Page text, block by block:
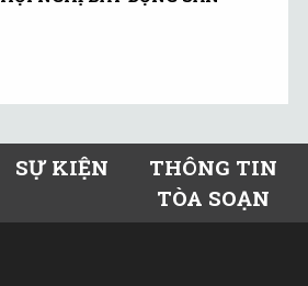
SỰ KIỆN
THÔNG TIN
TÒA SOẠN